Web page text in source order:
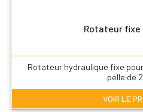
Rotateur fixe
Rotateur hydraulique fixe
pelle de
VOIR LE